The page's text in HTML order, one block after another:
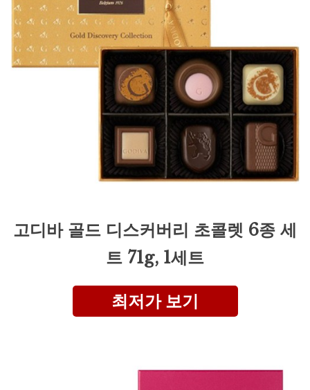
고디바 골드 디스커버리 초콜렛 6종 세
트 71g, 1세트
최저가 보기